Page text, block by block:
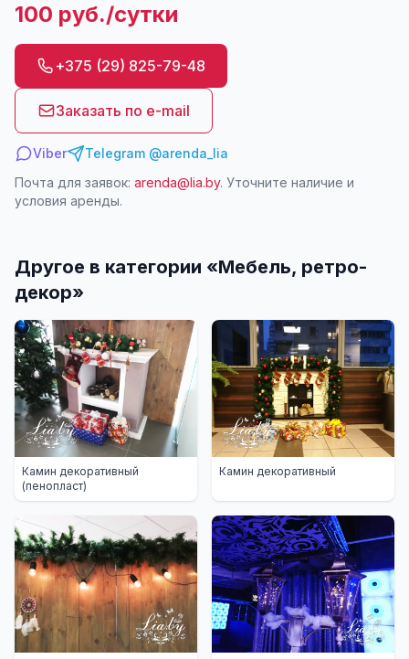
100 руб./сутки
+375 (29) 825-79-48
Заказать по e-mail
Viber
Telegram @arenda_lia
Почта для заявок: arenda@lia.by. Уточните наличие и
условия аренды.
Другое в категории «Мебель, ретро-
декор»
Камин декоративный
(пенопласт)
Камин декоративный